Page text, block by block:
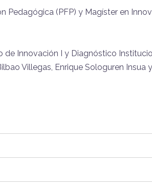
Pedagógica (PFP) y Magíster en
de Innovación I y Diagnóstico
Villegas, Enrique Sologuren Insua